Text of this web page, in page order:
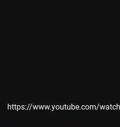
https://www.youtube.com/